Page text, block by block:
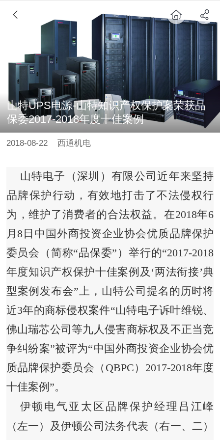
山特UPS电源-山特知识产权保护案荣获品
保委2017-2018年度十佳案例
2018-08-22 西通机电
山特电子（深圳）有限公司近年来坚持
品牌保护行动，有效地打击了不法侵权行
为，维护了消费者的合法权益。在2018年6
月8日中国外商投资企业协会优质品牌保护
委员会（简称“品保委”）举行的“2017-2018
年度知识产权保护十佳案例及‘两法衔接’典
型案例发布会”上，山特公司提名的历时将
近3年的商标侵权案件“山特电子诉叶维锐、
佛山瑞芯公司等九人侵害商标权及不正当竞
争纠纷案”被评为“中国外商投资企业协会优
质品牌保护委员会（QBPC）2017-2018年度
十佳案例”。
伊顿电气亚太区品牌保护经理吕江峰
（左一）及伊顿公司法务代表（右一、二）